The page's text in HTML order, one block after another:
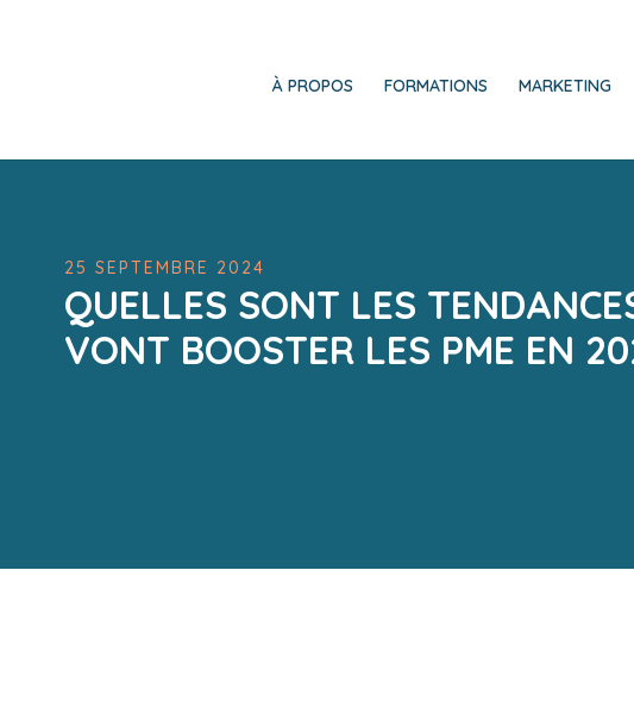
À PROPOS FORMATIONS MARKETING
25 SEPTEMBRE 2024
QUELLES SONT LES
VONT BOOSTER LES PME EN